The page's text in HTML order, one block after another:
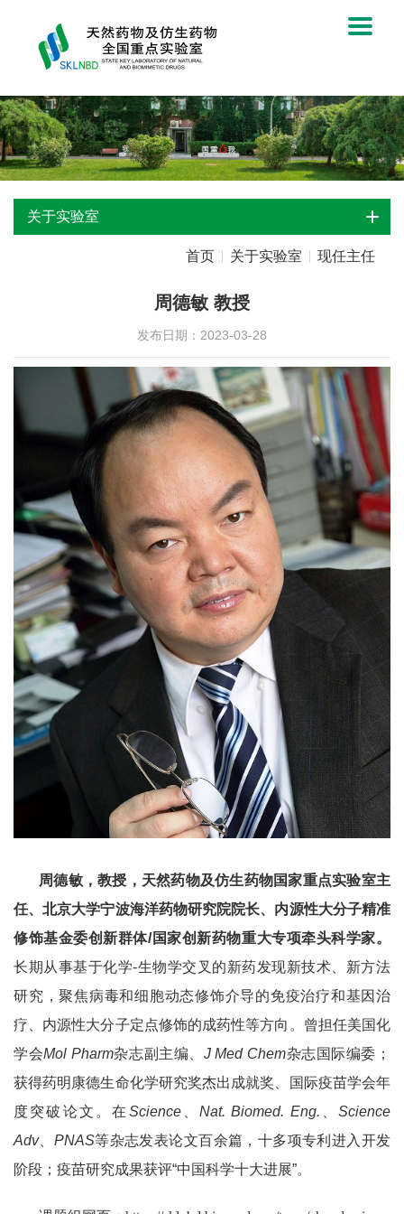
关于实验室
首页 关于实验室 现任主任
周德敏 教授
发布日期：2023-03-28
周德敏，教授，天然药物及仿生药物国家重点实验室主
任、北京大学宁波海洋药物研究院院长、内源性大分子精准
修饰基金委创新群体/国家创新药物重大专项牵头科学家。
长期从事基于化学-生物学交叉的新药发现新技术、新方法
研究，聚焦病毒和细胞动态修饰介导的免疫治疗和基因治
疗、内源性大分子定点修饰的成药性等方向。曾担任美国化
学会Mol Pharm杂志副主编、 J Med Chem杂志国际编委；
获得药明康德生命化学研究奖杰出成就奖、国际疫苗学会年
度突破论文。在 Science、Nat. Biomed. Eng. 、Science
Adv、 PNAS等杂志发表论文百余篇，十多项专利进入开发
阶段；疫苗研究成果获评“中国科学十大进展”。